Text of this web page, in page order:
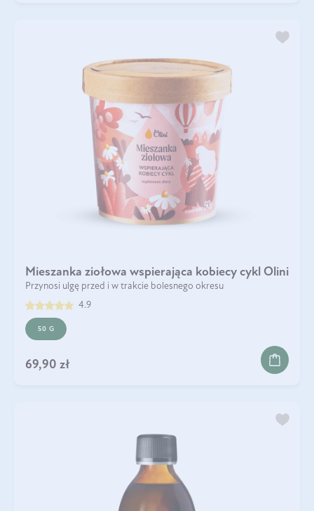
Mieszanka ziołowa wspierająca kobiecy cykl Olini
Przynosi ulgę przed i w trakcie bolesnego okresu
4.9
50 G
69,90 zł